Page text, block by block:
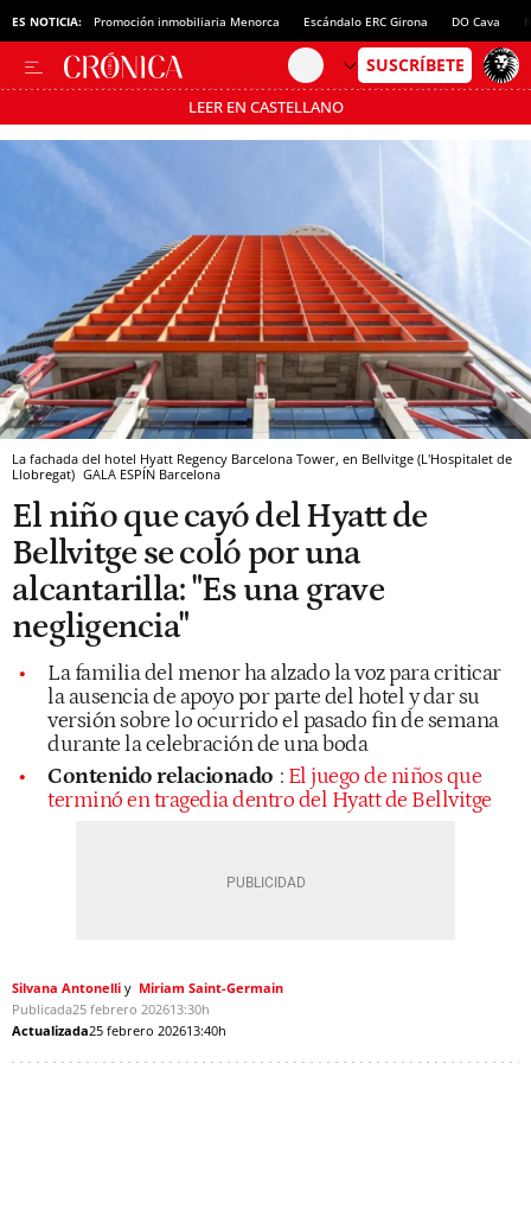
ES NOTICIA: Promoción inmobiliaria Menorca Escándalo ERC Girona DO Cava
LEER EN CASTELLANO
Pásate al MODO AHORRO
La fachada del hotel Hyatt Regency Barcelona Tower, en Bellvitge (L'Hospitalet de
Llobregat) GALA ESPÍN Barcelona
El niño que cayó del Hyatt de
Bellvitge se coló por una
alcantarilla: "Es una grave
negligencia"
La familia del menor ha alzado la voz para criticar
la ausencia de apoyo por parte del hotel y dar su
versión sobre lo ocurrido el pasado fin de semana
durante la celebración de una boda
Contenido relacionado : El juego de niños que
terminó en tragedia dentro del Hyatt de Bellvitge
Silvana Antonelli
Miriam Saint-Germain
Publicada25 febrero 202613:30h
Actualizada25 febrero 202613:40h